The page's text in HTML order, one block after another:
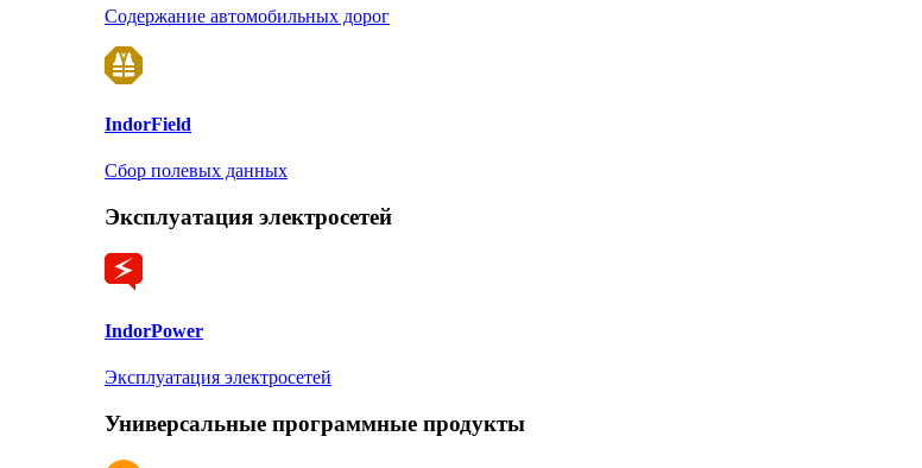
Содержание автомобильных дорог
IndorField
Сбор полевых данных
Эксплуатация электросетей
IndorPower
Эксплуатация электросетей
Универсальные программные продукты